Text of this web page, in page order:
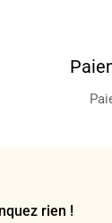
rien !